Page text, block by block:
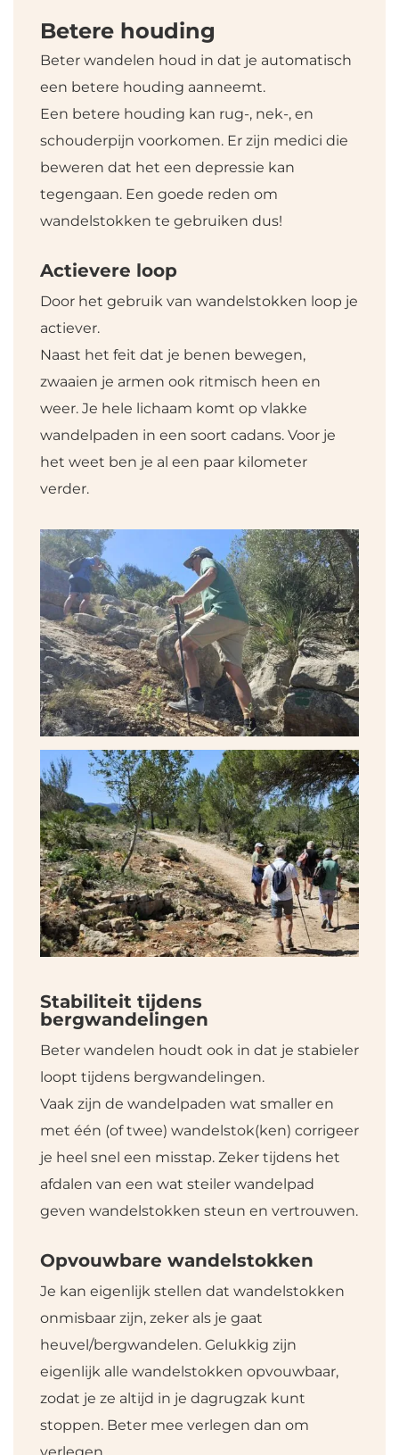
Betere houding
Beter wandelen houd in dat je automatisch
een betere houding aanneemt.
Een betere houding kan rug-, nek-, en
schouderpijn voorkomen. Er zijn medici die
beweren dat het een depressie kan
tegengaan. Een goede reden om
wandelstokken te gebruiken dus!
Actievere loop
Door het gebruik van wandelstokken loop je
actiever.
Naast het feit dat je benen bewegen,
zwaaien je armen ook ritmisch heen en
weer. Je hele lichaam komt op vlakke
wandelpaden in een soort cadans. Voor je
het weet ben je al een paar kilometer
verder.
Stabiliteit tijdens
bergwandelingen
Beter wandelen houdt ook in dat je stabieler
loopt tijdens bergwandelingen.
Vaak zijn de wandelpaden wat smaller en
met één (of twee) wandelstok(ken) corrigeer
je heel snel een misstap. Zeker tijdens het
afdalen van een wat steiler wandelpad
geven wandelstokken steun en vertrouwen.
Opvouwbare wandelstokken
Je kan eigenlijk stellen dat wandelstokken
onmisbaar zijn, zeker als je gaat
heuvel/bergwandelen. Gelukkig zijn
eigenlijk alle wandelstokken opvouwbaar,
zodat je ze altijd in je dagrugzak kunt
stoppen. Beter mee verlegen dan om